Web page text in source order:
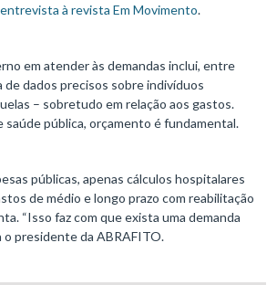
à revista Em Movimento.
em atender às demandas inclui, entre
dados precisos sobre indivíduos
– sobretudo em relação aos gastos.
pública, orçamento é fundamental.
públicas, apenas cálculos hospitalares
de médio e longo prazo com reabilitação
“Isso faz com que exista uma demanda
o presidente da ABRAFITO.